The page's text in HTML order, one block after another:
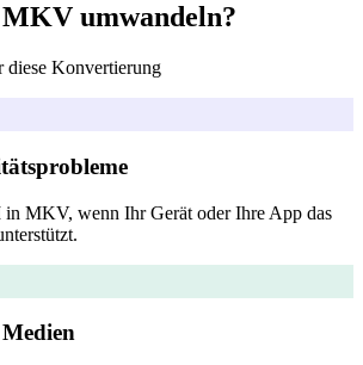
umwandeln?
diese Konvertierung
MKV, wenn Ihr Gerät oder Ihre App das